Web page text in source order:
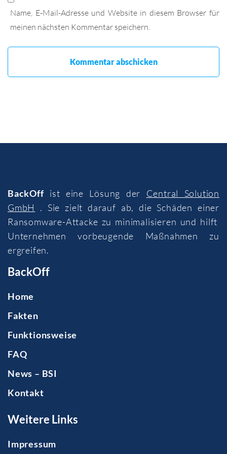
Name, E-Mail-Adresse und Website in diesem Browser für
meinen nächsten Kommentar speichern.
BackOffist eine Lösung der Central Solution
GmbH
. Sie zielt darauf ab, die Schäden einer
Ransomware-Attacke zu minimalisieren und hilft
Unternehmen vorbeugende Maßnahmen zu
ergreifen.
BackOff
Home
Fakten
Funktionsweise
FAQ
News – BSI
Kontakt
Weitere Links
Impressum